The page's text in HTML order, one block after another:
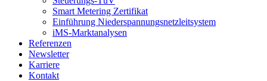
Smart Metering Zertifikat
Einführung Niederspannungsnetzleitsystem
iMS-Marktanalysen
Referenzen
Newsletter
Karriere
Kontakt